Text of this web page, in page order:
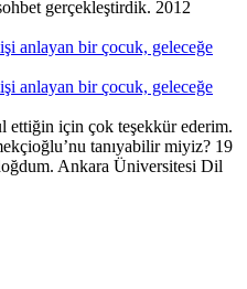
gerçekleştirdik. 2012
anlayan bir çocuk, geleceğe
anlayan bir çocuk, geleceğe
ettiğin için çok teşekkür ederim.
tanıyabilir miyiz? 19
Ankara Üniversitesi Dil